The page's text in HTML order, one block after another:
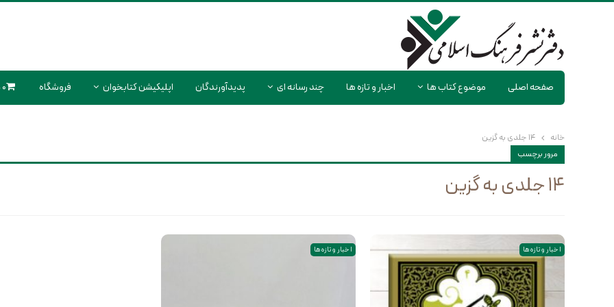
صفحه اصلی موضوع کتاب ها اخبار و تازه ها چند رسانه ای پدیدآورندگان اپلیکیشن کتابخوان فروشگاه 0 محصول
خانه
۱۴ جلدی به گزین
مرور برچسب
۱۴ جلدی به گزین
اخبار و تازه ها اخبار و تازه ها